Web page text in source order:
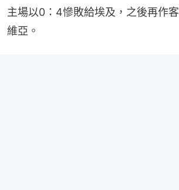
主場以0：4慘敗給埃及，之後再作
維亞。